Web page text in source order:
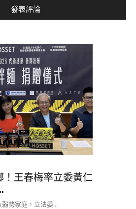
！王春梅率立委黃仁
勢家庭，立法委...